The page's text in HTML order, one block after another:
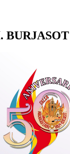
BURJASOT